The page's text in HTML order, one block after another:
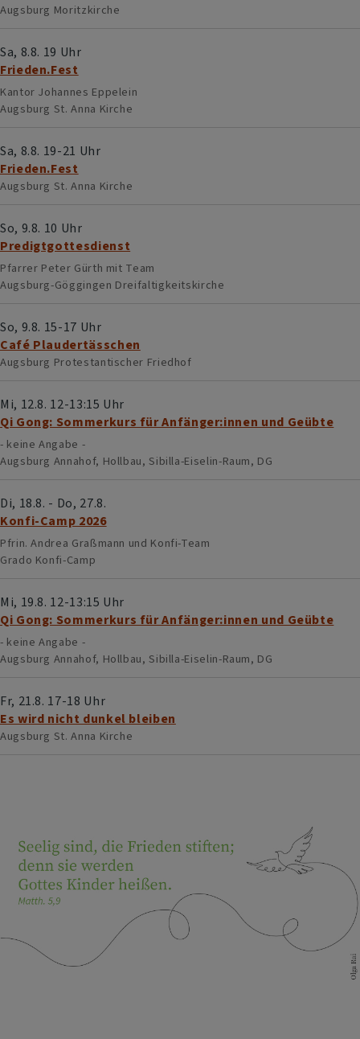
Augsburg Moritzkirche
Sa, 8.8. 19 Uhr
Frieden.Fest
Kantor Johannes Eppelein
Augsburg St. Anna Kirche
Sa, 8.8. 19-21 Uhr
Frieden.Fest
Augsburg St. Anna Kirche
So, 9.8. 10 Uhr
Predigtgottesdienst
Pfarrer Peter Gürth mit Team
Augsburg-Göggingen Dreifaltigkeitskirche
So, 9.8. 15-17 Uhr
Café Plaudertässchen
Augsburg Protestantischer Friedhof
Mi, 12.8. 12-13:15 Uhr
Qi Gong: Sommerkurs für Anfänger:innen und Geübte
- keine Angabe -
Augsburg Annahof, Hollbau, Sibilla-Eiselin-Raum, DG
Di, 18.8. - Do, 27.8.
Konfi-Camp 2026
Pfrin. Andrea Graßmann und Konfi-Team
Grado Konfi-Camp
Mi, 19.8. 12-13:15 Uhr
Qi Gong: Sommerkurs für Anfänger:innen und Geübte
- keine Angabe -
Augsburg Annahof, Hollbau, Sibilla-Eiselin-Raum, DG
Fr, 21.8. 17-18 Uhr
Es wird nicht dunkel bleiben
Augsburg St. Anna Kirche